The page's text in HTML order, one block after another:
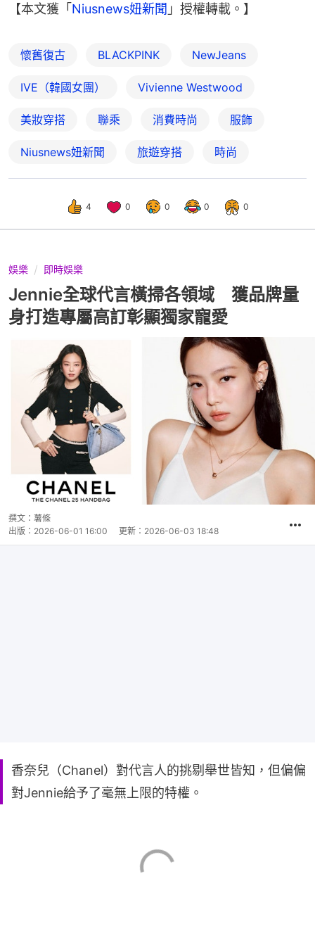
【本文獲「Niusnews妞新聞 」授權轉載。】
懷舊復古 BLACKPINK NewJeans
IVE（韓國女團） Vivienne Westwood
美妝穿搭 聯乘 消費時尚 服飾
Niusnews妞新聞 旅遊穿搭 時尚
4 0 0 0 0
娛樂 即時娛樂
Jennie全球代言橫掃各領域 獲品牌量
身打造專屬高訂彰顯獨家寵愛
撰文： 薯條
出版： 2026-06-01 16:00 更新： 2026-06-03 18:48
香奈兒（Chanel）對代言人的挑剔舉世皆知，但偏偏
對Jennie給予了毫無上限的特權。